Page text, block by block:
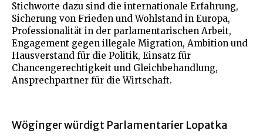
Stichworte dazu sind die internationale Erfahrung,
Sicherung von Frieden und Wohlstand in Europa,
Professionalität in der parlamentarischen Arbeit,
Engagement gegen illegale Migration, Ambition und
Hausverstand für die Politik, Einsatz für
Chancengerechtigkeit und Gleichbehandlung,
Ansprechpartner für die Wirtschaft.
Wöginger würdigt Parlamentarier Lopatka